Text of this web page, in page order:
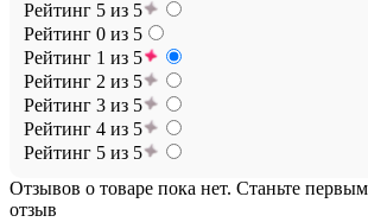
Рейтинг 5 из 5
Рейтинг 0 из 5
Рейтинг 1 из 5
Рейтинг 2 из 5
Рейтинг 3 из 5
Рейтинг 4 из 5
Рейтинг 5 из 5
Отзывов о товаре пока нет. Станьте
отзыв